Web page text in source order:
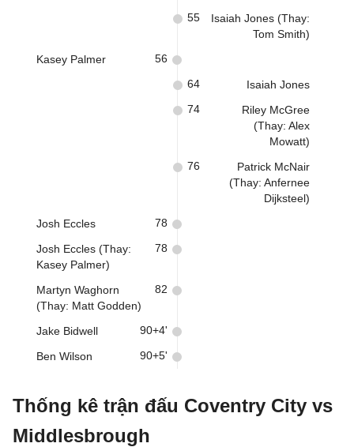
Isaiah Jones (Thay:
Tom Smith)
55
Kasey Palmer 56
Isaiah Jones
64
Riley McGree
(Thay: Alex
Mowatt)
74
Patrick McNair
(Thay: Anfernee
Dijksteel)
76
Josh Eccles 78
Josh Eccles (Thay:
Kasey Palmer)
78
Martyn Waghorn
(Thay: Matt Godden)
82
Jake Bidwell 90+4'
Ben Wilson 90+5'
Thống kê trận đấu Coventry City vs
Middlesbrough